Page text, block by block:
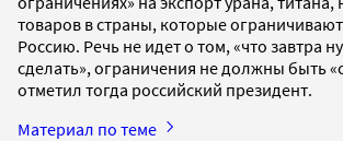
товаров в страны, которые
Россию. Речь не идет о том, «что завтра
сделать», ограничения не должны быть
отметил тогда российский президент.
Материал по теме